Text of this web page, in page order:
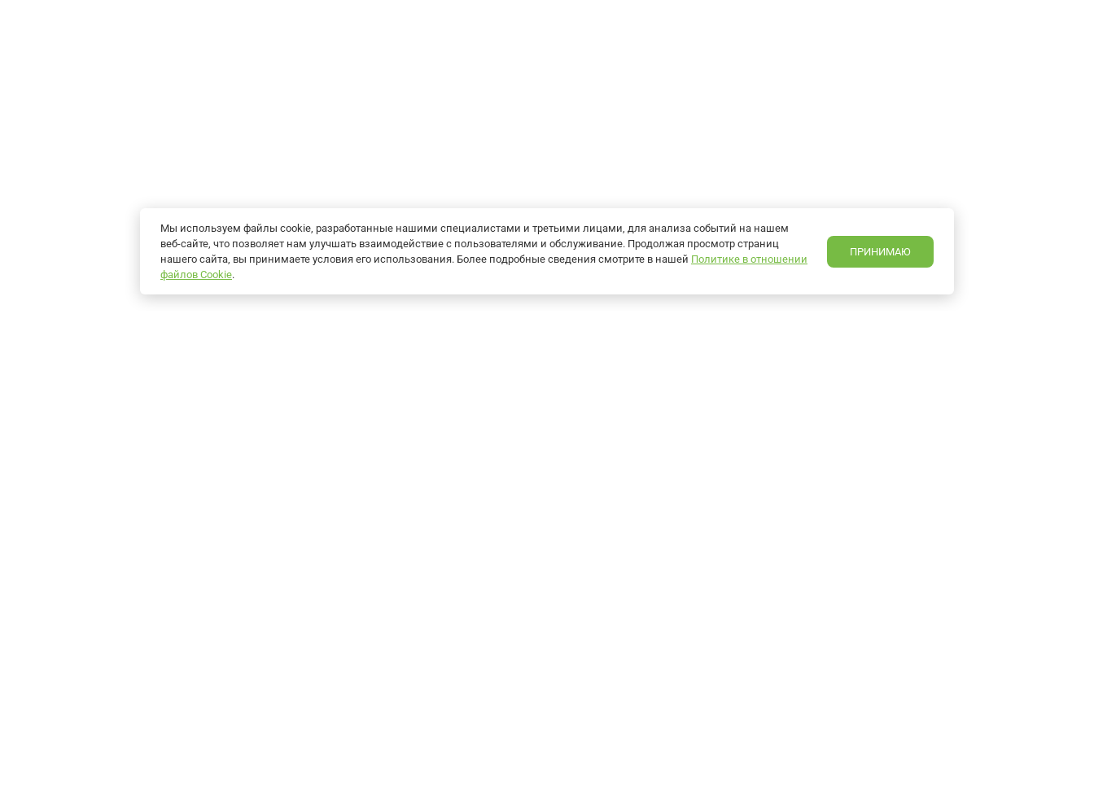
Мы используем файлы cookie, разработанные нашими специалистами и третьими лицами, для анализа событий на нашем
веб-сайте, что позволяет нам улучшать взаимодействие с пользователями и обслуживание. Продолжая просмотр страниц
нашего сайта, вы принимаете условия его использования. Более подробные сведения смотрите в нашей Политике в отношении
файлов Cookie.
ПРИНИМАЮ